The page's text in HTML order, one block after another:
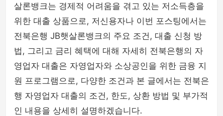
살론뱅크는 경제적 어려움을 겪고 있는 저소득층을
위한 대출 상품으로, 저신용자나 이번 포스팅에서는
전북은행 JB햇살론뱅크의 주요 조건, 대출 신청 방
법, 그리고 금리 혜택에 대해 자세히 전북은행의 자
영업자 대출은 자영업자와 소상공인을 위한 금융 지
원 프로그램으로, 다양한 조건과 본 글에서는 전북은
행 자영업자 대출의 조건, 한도, 상환 방법 및 부가적
인 내용을 상세히 설명하겠습니다.